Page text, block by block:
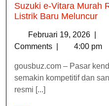
Suzuki e-Vitara Murah
Listrik Baru Meluncur
Februari 19, 2026
Comments
4:00 pm
gousbuz.com – Pasar
semakin kompetitif dan
resmi [...]